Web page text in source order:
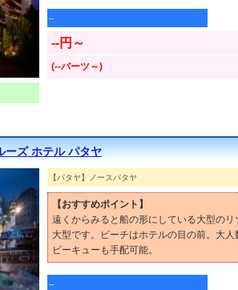
--
--円～
(--バーツ～)
ーズ ホテル パタヤ
【パタヤ】ノースパタヤ
【おすすめポイント】
遠くからみると船の形にしている大型の
大型です。ビーチはホテルの目の前。大
ビーキューも手配可能。
--